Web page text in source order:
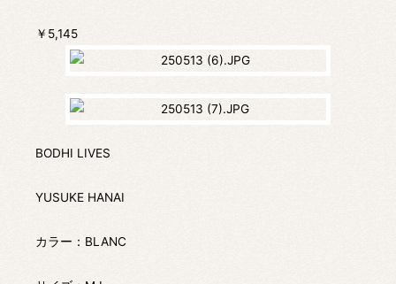
￥5,145
BODHI LIVES
YUSUKE HANAI
カラー：BLANC